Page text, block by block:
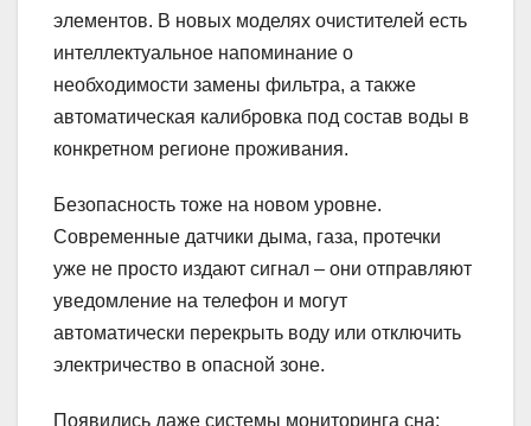
элементов. В новых моделях очистителей есть
интеллектуальное напоминание о
необходимости замены фильтра, а также
автоматическая калибровка под состав воды в
конкретном регионе проживания.
Безопасность тоже на новом уровне.
Современные датчики дыма, газа, протечки
уже не просто издают сигнал – они отправляют
уведомление на телефон и могут
автоматически перекрыть воду или отключить
электричество в опасной зоне.
Появились даже системы мониторинга сна: